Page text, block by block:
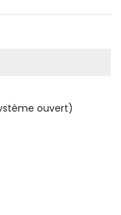
ouvert)